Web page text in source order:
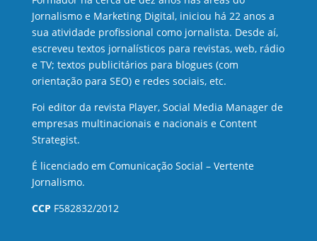
Jornalismo e Marketing Digital, iniciou há 22 anos a
sua atividade profissional como jornalista. Desde aí,
escreveu textos jornalísticos para revistas, web, rádio
e TV; textos publicitários para blogues (com
orientação para SEO) e redes sociais, etc.
Foi editor da revista Player, Social Media Manager de
empresas multinacionais e nacionais e Content
Strategist.
É licenciado em Comunicação Social – Vertente
Jornalismo.
CCP F582832/2012